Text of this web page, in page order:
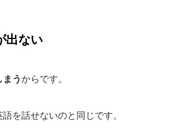
出ない
うからです。
を話せないのと同じです。